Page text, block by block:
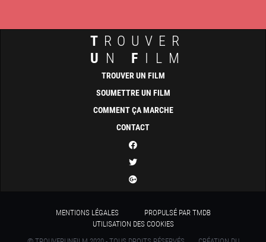
T ROUVER
U N F ILM
TROUVER UN FILM
SOUMETTRE UN FILM
COMMENT ÇA MARCHE
CONTACT
MENTIONS LÉGALES
PROPULSÉ PAR TMDB
UTILISATION DES COOKIES